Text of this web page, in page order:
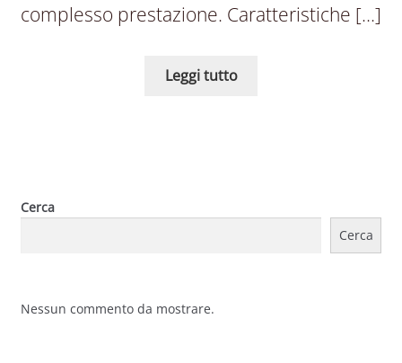
complesso prestazione. Caratteristiche […]
Leggi tutto
Cerca
Cerca
Nessun commento da mostrare.